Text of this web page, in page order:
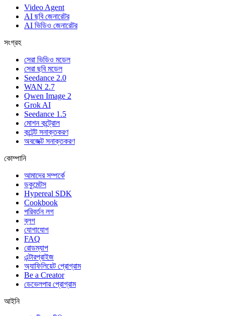
Video Agent
AI ছবি জেনারেটর
AI ভিডিও জেনারেটর
সংগ্রহ
সেরা ভিডিও মডেল
সেরা ছবি মডেল
Seedance 2.0
WAN 2.7
Qwen Image 2
Grok AI
Seedance 1.5
মোশন কন্ট্রোল
কন্টেন্ট সনাক্তকরণ
অবজেক্ট সনাক্তকরণ
কোম্পানি
আমাদের সম্পর্কে
ডকুমেন্টস
Hypereal SDK
Cookbook
পরিবর্তন লগ
ব্লগ
যোগাযোগ
FAQ
রোডম্যাপ
এন্টারপ্রাইজ
অ্যাফিলিয়েট প্রোগ্রাম
Be a Creator
ডেভেলপার প্রোগ্রাম
আইনি